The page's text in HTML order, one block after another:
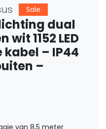
Sale
dual
1152 LED
– IP44
–
van 8,5 meter